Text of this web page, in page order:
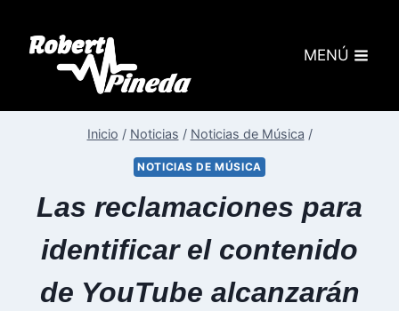
MENÚ
Inicio / Noticias / Noticias de Música /
NOTICIAS DE MÚSICA
Las reclamaciones para
identificar el contenido
de YouTube alcanzarán